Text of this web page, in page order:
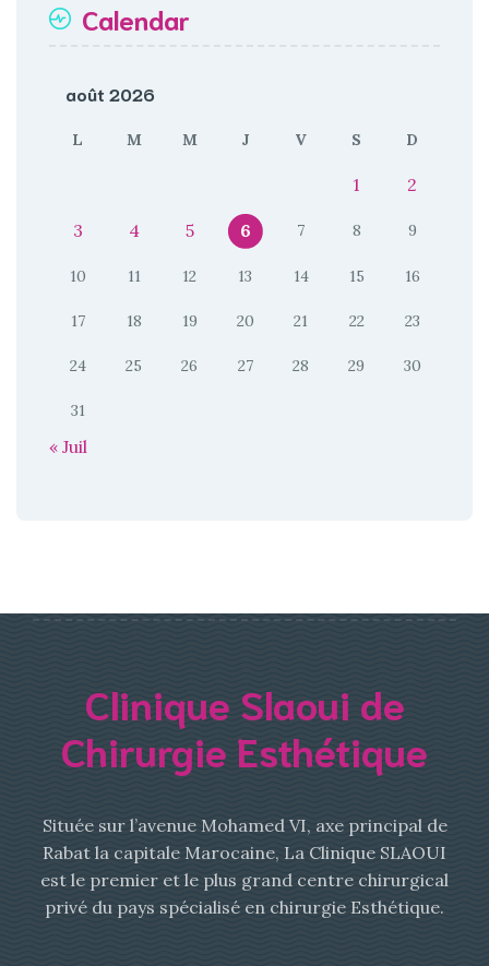
Calendar
août 2026
L M M J V S D
1 2
3 4 5 6 7 8 9
10 11 12 13 14 15 16
17 18 19 20 21 22 23
24 25 26 27 28 29 30
31
« Juil
Clinique Slaoui de
Chirurgie Esthétique
Située sur l’avenue Mohamed VI, axe principal de
Rabat la capitale Marocaine, La Clinique SLAOUI
est le premier et le plus grand centre chirurgical
privé du pays spécialisé en chirurgie Esthétique.